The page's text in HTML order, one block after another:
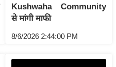
Kushwaha Community
से मांगी माफी
8/6/2026 2:44:00 PM